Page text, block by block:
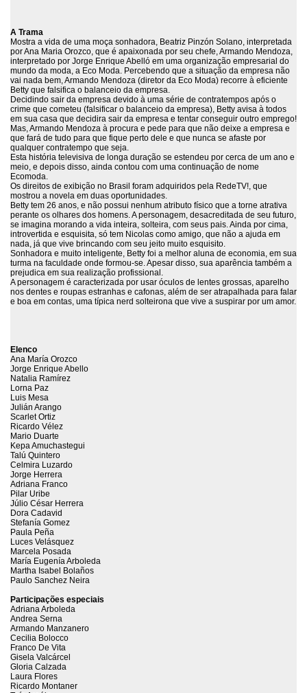
A Trama
Mostra a vida de uma moça sonhadora, Beatriz Pinzón Solano, interpretada
por Ana Maria Orozco, que é apaixonada por seu chefe, Armando Mendoza,
interpretado por Jorge Enrique Abelló em uma organização empresarial do
mundo da moda, a Eco Moda. Percebendo que a situação da empresa não
vai nada bem, Armando Mendoza (diretor da Eco Moda) recorre à eficiente
Betty que falsifica o balanceio da empresa.
Decidindo sair da empresa devido à uma série de contratempos após o
crime que cometeu (falsificar o balanceio da empresa), Betty avisa à todos
em sua casa que decidira sair da empresa e tentar conseguir outro emprego!
Mas, Armando Mendoza à procura e pede para que não deixe a empresa e
que fará de tudo para que fique perto dele e que nunca se afaste por
qualquer contratempo que seja.
Esta história televisiva de longa duração se estendeu por cerca de um ano e
meio, e depois disso, ainda contou com uma continuação de nome
Ecomoda.
Os direitos de exibição no Brasil foram adquiridos pela RedeTV!, que
mostrou a novela em duas oportunidades.
Betty tem 26 anos, e não possui nenhum atributo físico que a torne atrativa
perante os olhares dos homens. A personagem, desacreditada de seu futuro,
se imagina morando a vida inteira, solteira, com seus pais. Ainda por cima,
introvertida e esquisita, só tem Nicolas como amigo, que não a ajuda em
nada, já que vive brincando com seu jeito muito esquisito.
Sonhadora e muito inteligente, Betty foi a melhor aluna de economia, em sua
turma na faculdade onde formou-se. Apesar disso, sua aparência também a
prejudica em sua realização profissional.
A personagem é caracterizada por usar óculos de lentes grossas, aparelho
nos dentes e roupas estranhas e cafonas, além de ser atrapalhada para falar
e boa em contas, uma típica nerd solteirona que vive a suspirar por um amor.
Elenco
Ana María Orozco
Jorge Enrique Abello
Natalia Ramírez
Lorna Paz
Luis Mesa
Julián Arango
Scarlet Ortiz
Ricardo Vélez
Mario Duarte
Kepa Amuchastegui
Talú Quintero
Celmira Luzardo
Jorge Herrera
Adriana Franco
Pilar Uribe
Júlio César Herrera
Dora Cadavid
Stefanía Gomez
Paula Peña
Luces Velásquez
Marcela Posada
María Eugenía Arboleda
Martha Isabel Bolaños
Paulo Sanchez Neira
Participações especiais
Adriana Arboleda
Andrea Serna
Armando Manzanero
Cecilia Bolocco
Franco De Vita
Gisela Valcárcel
Gloria Calzada
Laura Flores
Ricardo Montaner